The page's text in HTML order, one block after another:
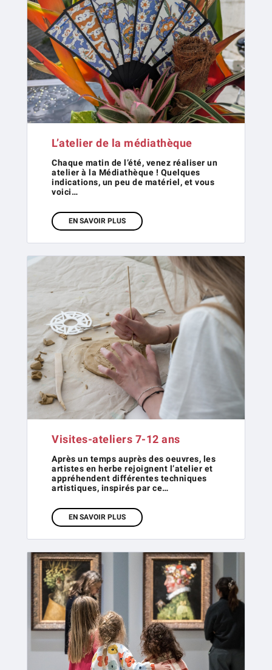
L’atelier de la médiathèque
Chaque matin de l’été, venez réaliser un
atelier à la Médiathèque ! Quelques
indications, un peu de matériel, et vous
voici…
EN SAVOIR PLUS
Visites-ateliers 7-12 ans
Après un temps auprès des oeuvres, les
artistes en herbe rejoignent l’atelier et
appréhendent différentes techniques
artistiques, inspirés par ce…
EN SAVOIR PLUS